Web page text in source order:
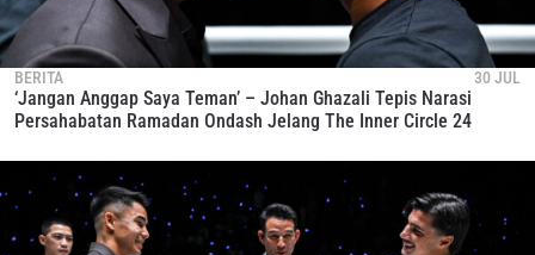
BERITA 30 JUL
‘Jangan Anggap Saya Teman’ – Johan Ghazali Tepis Narasi
Persahabatan Ramadan Ondash Jelang The Inner Circle 24